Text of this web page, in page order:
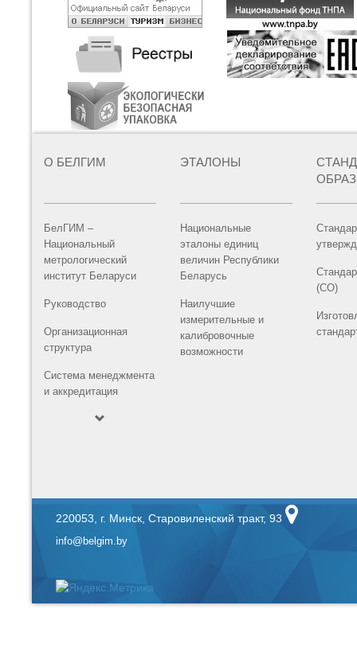
О БЕЛГИМ
БелГИМ –
Национальный
метрологический
институт Беларуси
Руководство
Организационная
структура
Система менеджмента
и аккредитация
ЭТАЛОНЫ
Национальные
эталоны единиц
величин Республики
Беларусь
Наилучшие
измерительные и
калибровочные
возможности
(СО)
220053, г. Минск, Старовиленский тракт, 93
info@belgim.by